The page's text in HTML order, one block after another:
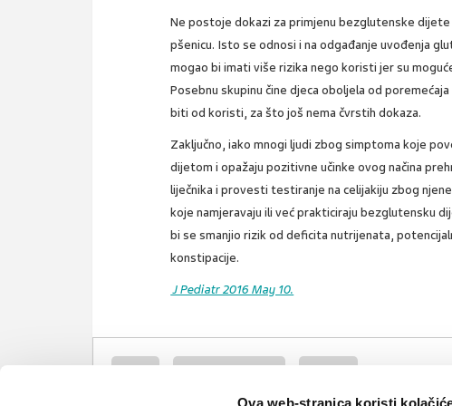
Ova web-stranica koristi
Ne postoje dokazi za primjenu bezglutenske
pšenicu. Isto se odnosi i na odgađanje uvođenja
mogao bi imati više rizika nego koristi jer su
Posebnu skupinu čine djeca oboljela od
biti od koristi, za što još nema čvrstih dokaza.
Zaključno, iako mnogi ljudi zbog simptoma koje
dijetom i opažaju pozitivne učinke ovog načina
liječnika i provesti testiranje na celijakiju zbog
koje namjeravaju ili već prakticiraju bezglutensku
bi se smanjiorizik od deficita nutrijenata,
konstipacije.
J Pediatr 2016 May 10.
gluten bezglutenska dijeta celijakija
necelijakijska osjetljivost na gluten alergija na pšenicu